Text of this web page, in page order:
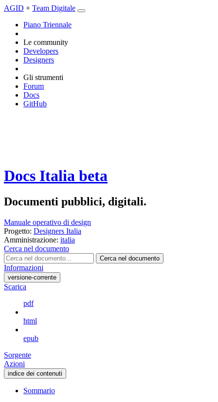
AGID + Team Digitale
Piano Triennale
Le community
Developers
Designers
Gli strumenti
Forum
Docs
GitHub
Docs Italia beta
Documenti pubblici, digitali.
Manuale operativo di design
Progetto: Designers Italia
Amministrazione: italia
Cerca nel documento
Cerca nel documento
Informazioni
versione-corrente
Scarica
pdf
html
epub
Sorgente
Azioni
indice dei contenuti
Sommario